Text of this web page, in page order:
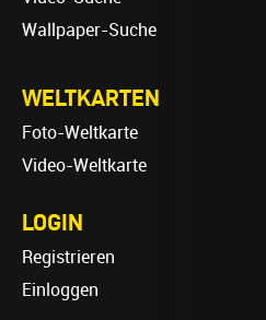
Wallpaper-Suche
WELTKARTEN
Foto-Weltkarte
Video-Weltkarte
LOGIN
Registrieren
Einloggen